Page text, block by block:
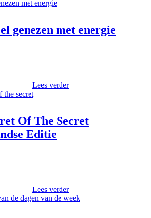
genezen met energie
Lees verder
Of The Secret
Editie
Lees verder